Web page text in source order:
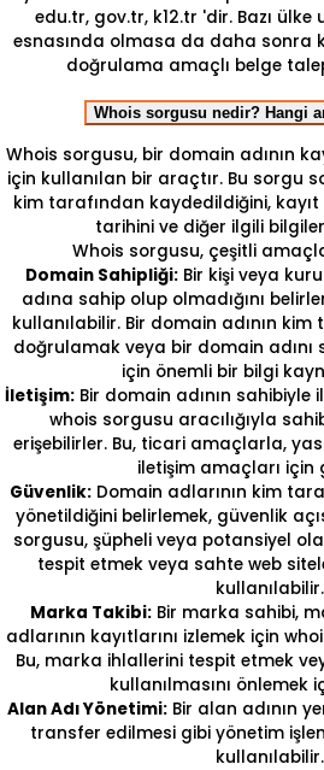
edu.tr, gov.tr, k12.tr 'dir. Bazı ülke
esnasında olmasa da daha sonra
doğrulama amaçlı belge
Whois sorgusu nedir? Hangi
Whois sorgusu, bir domain adının
için kullanılan bir araçtır. Bu sorgu
kim tarafından kaydedildiğini,
tarihini ve diğer ilgili
Whois sorgusu, çeşitli
Domain Sahipliği:Bir kişi veya
adına sahip olup olmadığını
kullanılabilir. Bir domain adının kim
doğrulamak veya bir domain adını
için önemli bir bilgi
İletişim: Bir domain adının
whois sorgusu aracılığıyla
erişebilirler. Bu, ticari amaçlarla,
iletişim amaçları için
Güvenlik: Domain adlarının kim
yönetildiğini belirlemek, güvenlik
sorgusu, şüpheli veya potansiyel
tespit etmek veya sahte web
kullanılabilir.
Marka Takibi:Bir marka sahibi,
adlarının kayıtlarını izlemek için
Bu, marka ihlallerini tespit etmek
kullanılmasını önlemek
Alan Adı Yönetimi: Bir alan adının
transfer edilmesi gibi yönetim
kullanılabilir.